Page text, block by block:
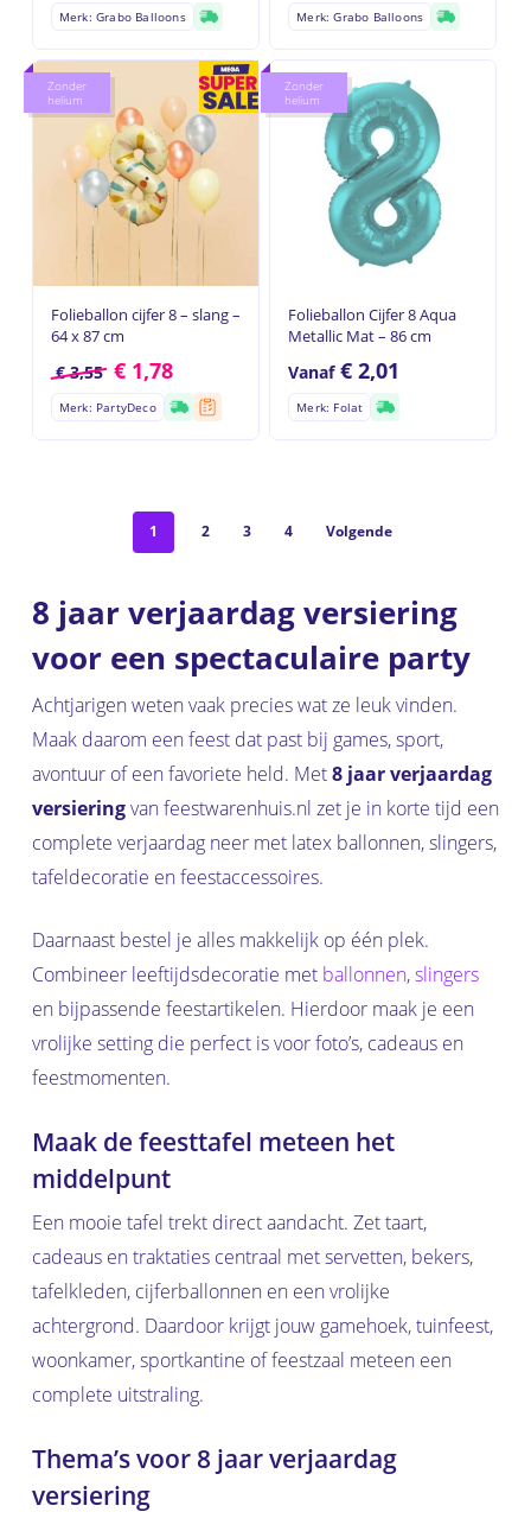
Geen producten in de
winkelwagen.
Go to shop
Merk: Grabo Balloons Merk: Grabo Balloons
Zonder
helium
Folieballon cijfer 8 – slang –
64 x 87 cm
€3,55 € 1,78
Merk: PartyDeco
Zonder
helium
Folieballon Cijfer 8 Aqua
Metallic Mat – 86 cm
Vanaf€2,01
Merk: Folat
1 2 3 4 Volgende
8 jaar verjaardag versiering
voor een spectaculaire party
Achtjarigen weten vaak precies wat ze leuk vinden.
Maak daarom een feest dat past bij games, sport,
avontuur of een favoriete held. Met8 jaar verjaardag
versieringvan feestwarenhuis.nl zet je in korte tijd een
complete verjaardag neer met latex ballonnen, slingers,
tafeldecoratie en feestaccessoires.
Daarnaast bestel je alles makkelijk op één plek.
Combineer leeftijdsdecoratie met ballonnen,slingers
en bijpassende feestartikelen. Hierdoor maak je een
vrolijke setting die perfect is voor foto’s, cadeaus en
feestmomenten.
Maak de feesttafel meteen het
middelpunt
Een mooie tafel trekt direct aandacht. Zet taart,
cadeaus en traktaties centraal met servetten, bekers,
tafelkleden, cijferballonnen en een vrolijke
achtergrond. Daardoor krijgt jouw gamehoek, tuinfeest,
woonkamer, sportkantine of feestzaal meteen een
complete uitstraling.
Thema’s voor 8 jaar verjaardag
versiering